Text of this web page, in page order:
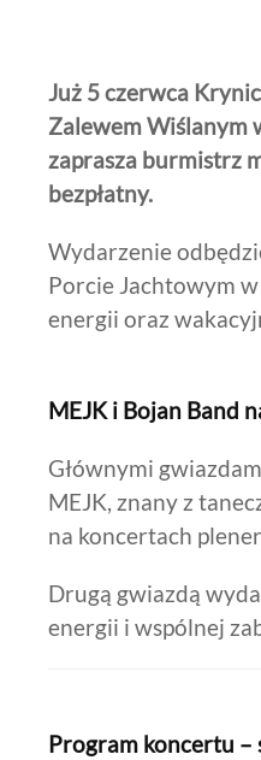
Już 5 czerwca
Zalewem Wiślanym
zaprasza burmistrz
bezpłatny.
Wydarzenie
Porcie Jachtowym
energii oraz
MEJK i Bojan Band
Głównymi
MEJK, znany z
na koncertach
Drugą gwiazdą
energii i wspólnej
Program koncertu